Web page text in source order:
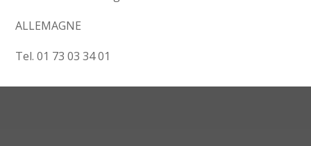
ALLEMAGNE
Tel. 01 73 03 34 01